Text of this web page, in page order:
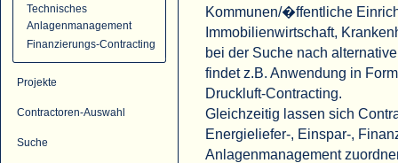
Technisches
Anlagenmanagement
Finanzierungs-Contracting
Projekte
Contractoren-Auswahl
Suche
Kommunen/�ffentliche
Immobilienwirtschaft,
bei der Suche nach
findet z.B. Anwendung in
Druckluft-Contracting.
Gleichzeitig lassen sich
Energieliefer-, Einspar-,
Anlagenmanagement